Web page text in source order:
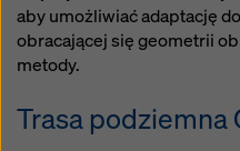
aby umożliwiać adaptację
obracającej się geometrii
metody.
Trasa podziemna